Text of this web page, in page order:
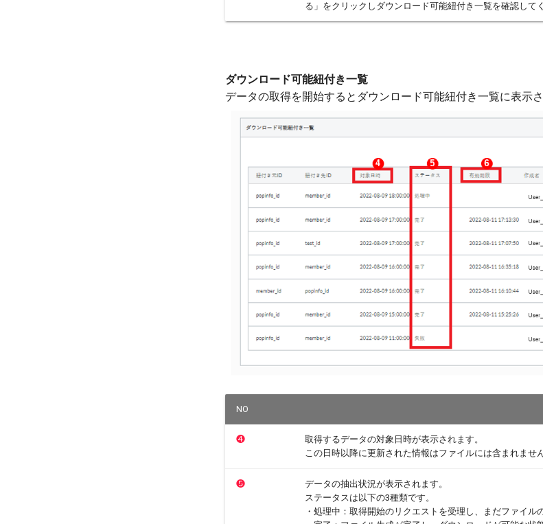
る」をクリックしダウンロード可能紐付き一覧を確認して
ダウンロード可能紐付き一覧
データの取得を開始するとダウンロード可能紐付き一覧に表示さ
NO
❹
取得するデータの対象日時が表示されます。
この日時以降に更新された情報はファイルには含まれません
❺
データの抽出状況が表示されます。
ステータスは以下の3種類です。
・処理中：取得開始のリクエストを受理し、まだファイル